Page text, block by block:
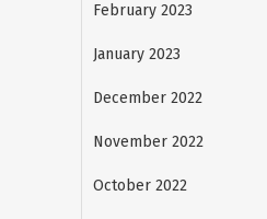
February 2023
January 2023
December 2022
November 2022
October 2022